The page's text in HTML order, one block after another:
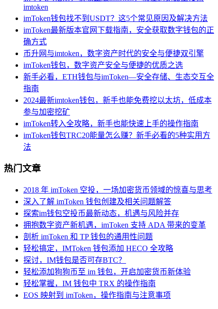
imtoken
imToken钱包找不到USDT？这5个常见原因及解决方法
imToken最新版本官网下载指南，安全获取数字钱包的正
确方式
币升网与imtoken，数字资产时代的安全与便捷双引擎
imToken钱包，数字资产安全与便捷的优质之选
新手必看，ETH钱包与imToken—安全存储、生态交互全
指南
2024最新imtoken钱包，新手也能免费挖以太坊，低成本
参与加密挖矿
imToken转入全攻略，新手也能快速上手的操作指南
imToken钱包TRC20能量怎么赚？新手必看的5种实用方
法
热门文章
2018 年 imToken 空投，一场加密货币领域的惊喜与思考
深入了解 imToken 钱包创建及相关问题解答
探索im钱包空投币最新动态，机遇与风险并存
拥抱数字资产新机遇，imToken 支持 ADA 带来的变革
剖析 imToken 和 TP 钱包的通用性问题
轻松搞定，IMToken 钱包添加 HECO 全攻略
探讨，IM钱包是否可存BTC？
轻松添加狗狗币至 im 钱包，开启加密货币新体验
轻松掌握，IM 钱包中 TRX 的操作指南
EOS 映射到 imToken，操作指南与注意事项